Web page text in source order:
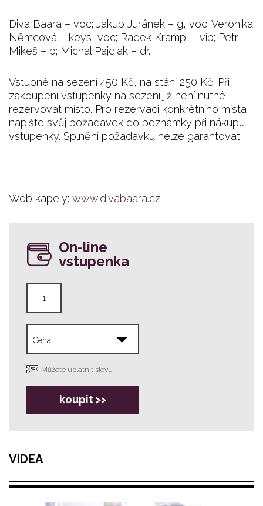
Diva Baara – voc; Jakub Juránek – g, voc; Veronika
Němcová – keys, voc; Radek Krampl – vib; Petr
Mikeš – b; Michal Pajdiak – dr.
Vstupné na sezení 450 Kč, na stání 250 Kč. Při
zakoupení vstupenky na sezení již není nutné
rezervovat místo. Pro rezervaci konkrétního místa
napište svůj požadavek do poznámky při nákupu
vstupenky. Splnění požadavku nelze garantovat.
Web kapely: www.divabaara.cz
On-line
vstupenka
Můžete uplatnit slevu
koupit >>
VIDEA